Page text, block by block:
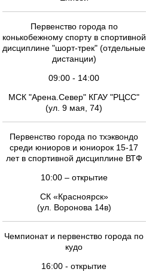
Первенство города по
конькобежному спорту в спортивной
дисциплине "шорт-трек" (отдельные
дистанции)
09:00 - 14:00
МСК "Арена.Север" КГАУ "РЦСС"
(ул. 9 мая, 74)
Первенство города по тхэквондо
среди юниоров и юниорок 15-17
лет в спортивной дисциплине ВТФ
10:00 – открытие
СК «Красноярск»
(ул. Воронова 14в)
Чемпионат и первенство города по
кудо
16:00 - открытие